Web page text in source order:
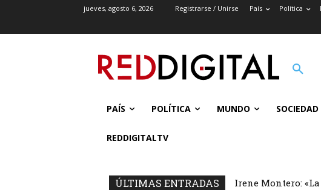
jueves, agosto 6, 2026 Registrarse / Unirse País Política
PAÍS POLÍTICA MUNDO SOCIEDAD
REDDIGITALTV
ÚLTIMAS ENTRADAS Irene Montero: